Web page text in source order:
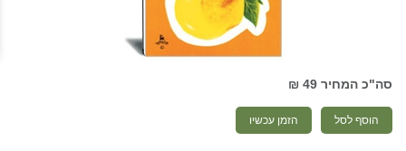
סה"כ המחיר 49 ₪
הוסף לסל הזמן עכשיו